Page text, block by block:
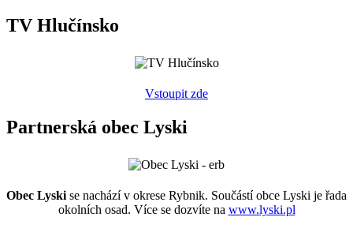
TV Hlučínsko
Vstoupit zde
Partnerská obec Lyski
Obec Lyski se nachází v okrese Rybnik. Součástí obce Lyski je řada
okolních osad. Více se dozvíte na www.lyski.pl